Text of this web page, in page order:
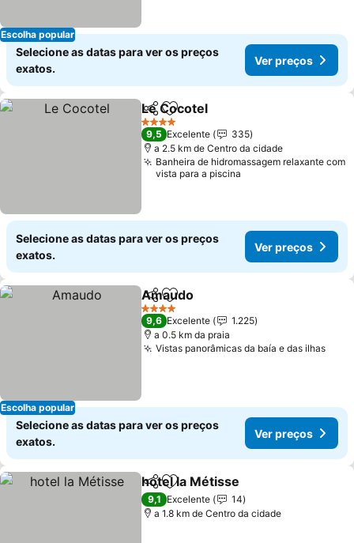
Escolha popular
Selecione as datas para ver os preços
exatos.
Ver preços
PartilharAdicionar aos favoritos
Le Cocotel
4 Estrelas
9,5 Excelente
335
a 2.5 km de Centro da cidade
Banheira de hidromassagem relaxante com
vista para a piscina
Selecione as datas para ver os preços
exatos.
Ver preços
Escolha popular
PartilharAdicionar aos favoritos
Amaudo
4 Estrelas
9,6 Excelente
1.225
a 0.5 km da praia
Vistas panorâmicas da baía e das ilhas
Selecione as datas para ver os preços
exatos.
Ver preços
PartilharAdicionar aos favoritos
hotel la Métisse
9,1 Excelente
14
a 1.8 km de Centro da cidade